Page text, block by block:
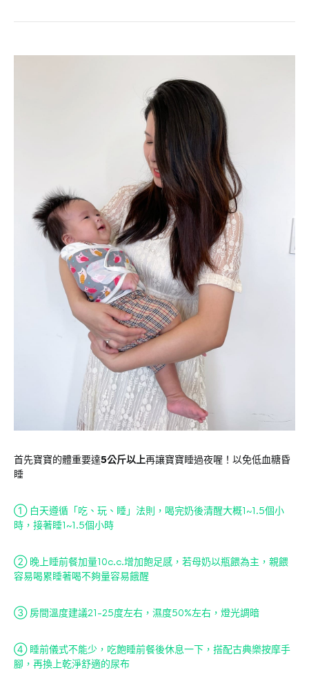
首先寶寶的體重要達5公斤以上再讓寶寶睡過夜喔！以免低血糖昏
睡
① 白天遵循「吃、玩、睡」法則，喝完奶後清醒大概1~1.5個小
時，接著睡1~1.5個小時
② 晚上睡前餐加量10c.c.增加飽足感，若母奶以瓶餵為主，親餵
容易喝累睡著喝不夠量容易餓醒
③ 房間溫度建議21-25度左右，濕度50%左右，燈光調暗
④ 睡前儀式不能少，吃飽睡前餐後休息一下，搭配古典樂按摩手
腳，再換上乾淨舒適的尿布